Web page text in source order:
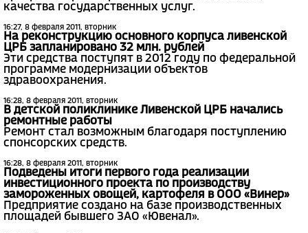
качества государственных услуг.
16:27, 8 февраля 2011, вторник
На реконструкцию основного корпуса ливенской
ЦРБ запланировано 32 млн. рублей
Эти средства поступят в 2012 году по федеральной
программе модернизации объектов
здравоохранения.
16:28, 8 февраля 2011, вторник
В детской поликлинике Ливенской ЦРБ начались
ремонтные работы
Ремонт стал возможным благодаря поступлению
спонсорских средств.
16:28, 8 февраля 2011, вторник
Подведены итоги первого года реализации
инвестиционного проекта по производству
замороженных овощей, картофеля в ООО «Винер»
Предприятие создано на базе производственных
площадей бывшего ЗАО «Ювенал».